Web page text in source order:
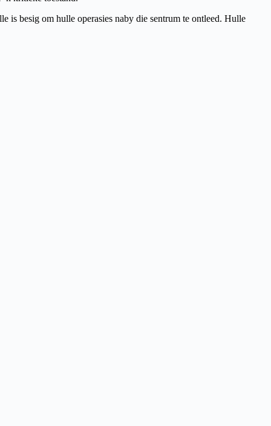
is besig om hulle operasies naby die sentrum te ontleed. Hulle